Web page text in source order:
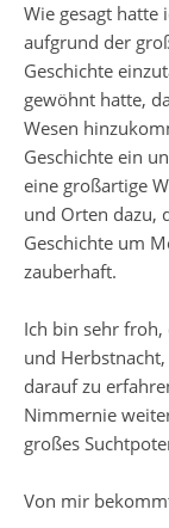
Wie gesagt hatte
aufgrund der
Geschichte
gewöhnt hatte,
Wesen
Geschichte ein
eine großartige
und Orten dazu,
Geschichte um
zauberhaft.
Ich bin sehr froh,
und
darauf zu
Nimmernie
großes
Von mir